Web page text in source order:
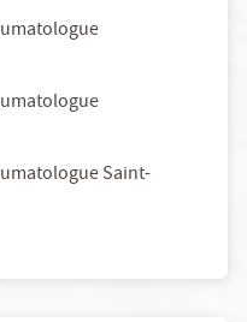
Saint-